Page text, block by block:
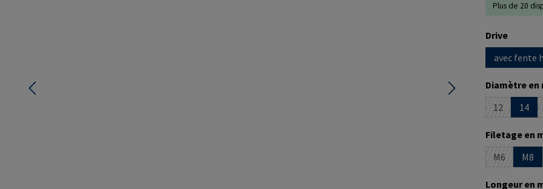
Plus de 20
Sélectionnez
Drive
avec fente
Diamètre en
12
(Cette
14
Filetage en
M6
(Cette
M8
Longeur en